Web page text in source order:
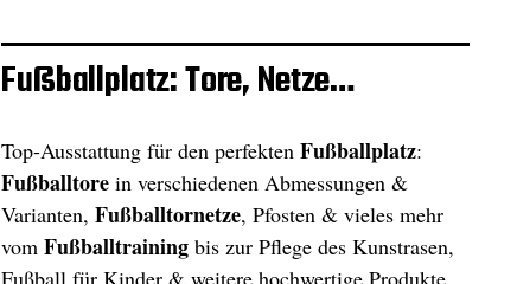
Fußballplatz: Tore, Netze…
Top-Ausstattung für den perfektenFußballplatz:
Fußballtore in verschiedenen Abmessungen &
Varianten,Fußballtornetze, Pfosten & vieles mehr
vomFußballtraining bis zur Pflege des Kunstrasen,
Fußball für Kinder & weitere hochwertige Produkte